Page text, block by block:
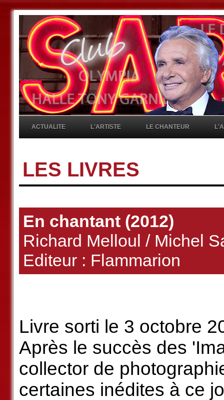
ACTUALITE L'ARTISTE LE CHANTEUR
LES LIVRES
En chantant (2012)
Richard Melloul / Michel
Editeur : Flammarion
Livre sorti le 3 octobre
Après le succès des
collector de
certaines inédites à ce